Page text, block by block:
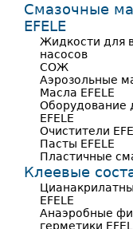
Смазочные
EFELE
Жидкости для
насосов
СОЖ
Аэрозольные
Масла EFELE
Оборудование
EFELE
Очистители
Пасты EFELE
Пластичные
Клеевые
EFELE
Анаэробные
герметики